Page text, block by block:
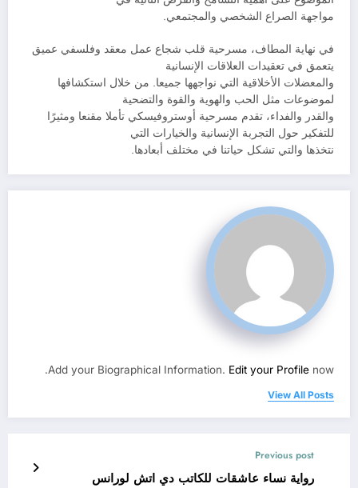
مواجهة الصراع الشخصي والمجتمعي.
في نهاية المطاف، مسرحية قلب شجاع عمل معقد وفلسفي عميق
يتعمق في تعقيدات العلاقات الإنسانية
والمعضلات الأخلاقية التي نواجهها جميعا. من خلال استكشافها
لموضوعات مثل الحب والهوية والقوة والتضحية
والقدر والفداء، تقدم مسرحية أوستروفيسكي تأملا مقنعا ومثيرًا
للتفكير حول التجربة الإنسانية والخيارات التي
نتخذها والتي تشكل حياتنا في مختلف أبعادها.
Add your Biographical Information. Edit your Profile now.
View All Posts
Previous post
رواية نساء عاشقات للكاتب دي اتش لورانس